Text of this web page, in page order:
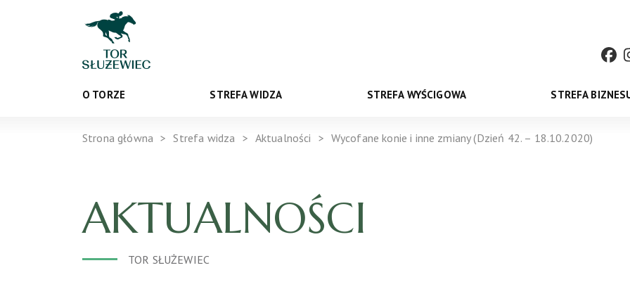
O TORZE STREFA WIDZA STREFA WYŚCIGOWA STREFA
Strona główna Strefa widza Aktualności Wycofane konie i inne zmiany (Dzień 42. – 18.10.2020)
AKTUALNOŚCI
TOR SŁUŻEWIEC